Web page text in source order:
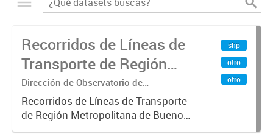
Recorridos de Líneas de
Transporte de Región
Metropolitana de
Buenos Aires (RMBA)
Dirección de Observatorio de
Transporte, Estudio y Sistemas
Recorridos de Líneas de Transporte
de Región Metropolitana de Buenos
Aires (RMBA).-
shp
otro
otro